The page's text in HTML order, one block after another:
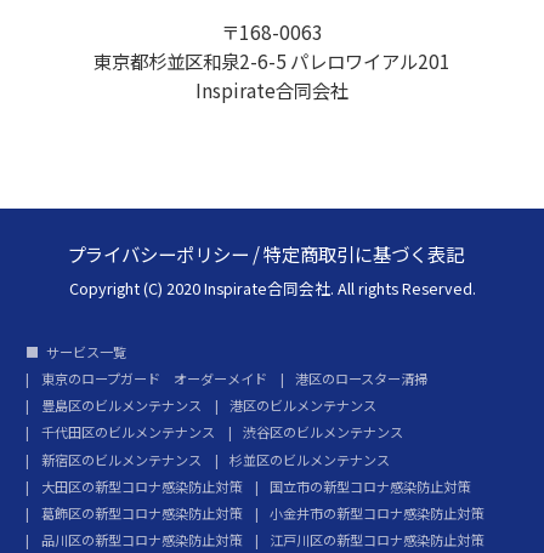
〒168-0063
東京都杉並区和泉2-6-5 パレロワイアル201
Inspirate合同会社
プライバシーポリシー /特定商取引に基づく表記
Copyright (C) 2020 Inspirate合同会社. All rights Reserved.
サービス一覧
東京のロープガード オーダーメイド
港区のロースター清掃
豊島区のビルメンテナンス
港区のビルメンテナンス
千代田区のビルメンテナンス
渋谷区のビルメンテナンス
新宿区のビルメンテナンス
杉並区のビルメンテナンス
大田区の新型コロナ感染防止対策
国立市の新型コロナ感染防止対策
葛飾区の新型コロナ感染防止対策
小金井市の新型コロナ感染防止対策
品川区の新型コロナ感染防止対策
江戸川区の新型コロナ感染防止対策